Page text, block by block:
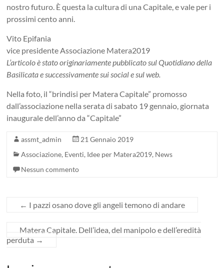
nostro futuro. È questa la cultura di una Capitale, e vale per i
prossimi cento anni.
Vito Epifania
vice presidente Associazione Matera2019
L’articolo è stato originariamente pubblicato sul Quotidiano della
Basilicata e successivamente sui social e sul web.
Nella foto, il “brindisi per Matera Capitale” promosso
dall’associazione nella serata di sabato 19 gennaio, giornata
inaugurale dell’anno da “Capitale”
assmt_admin
21 Gennaio 2019
Associazione, Eventi, Idee per Matera2019, News
Nessun commento
← I pazzi osano dove gli angeli temono di andare
Matera Capitale. Dell’idea, del manipolo e dell’eredità
perduta →